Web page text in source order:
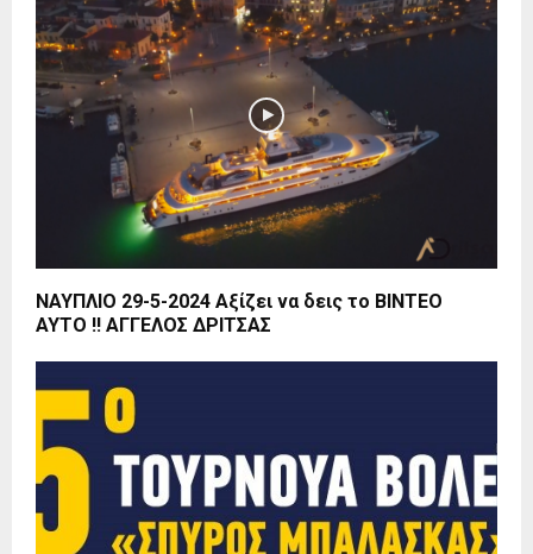
ΝΑΥΠΛΙΟ 29-5-2024 Αξίζει να δεις το ΒΙΝΤΕΟ
ΑΥΤΟ !! ΑΓΓΕΛΟΣ ΔΡΙΤΣΑΣ